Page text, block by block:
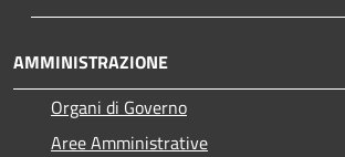
AMMINISTRAZIONE
Organi di Governo
Aree Amministrative